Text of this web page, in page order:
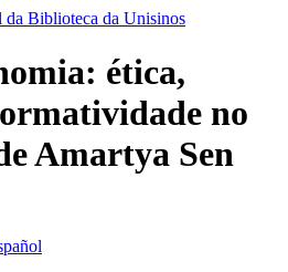
Biblioteca da Unisinos
ética,
no
Amartya Sen